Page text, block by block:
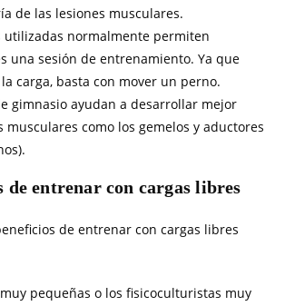
de las lesiones musculares.
utilizadas normalmente permiten
una sesión de entrenamiento. Ya que
carga, basta con mover un perno.
gimnasio ayudan a desarrollar mejor
musculares como los gemelos y aductores
de entrenar con cargas libres
de entrenar con cargas libres
pequeñas o los fisicoculturistas muy